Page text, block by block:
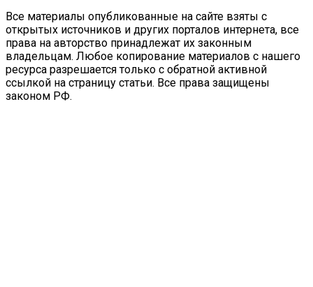
Все материалы опубликованные на сайте взяты с
открытых источников и других порталов интернета, все
права на авторство принадлежат их законным
владельцам. Любое копирование материалов с нашего
ресурса разрешается только с обратной активной
ссылкой на страницу статьи. Все права защищены
законом РФ.